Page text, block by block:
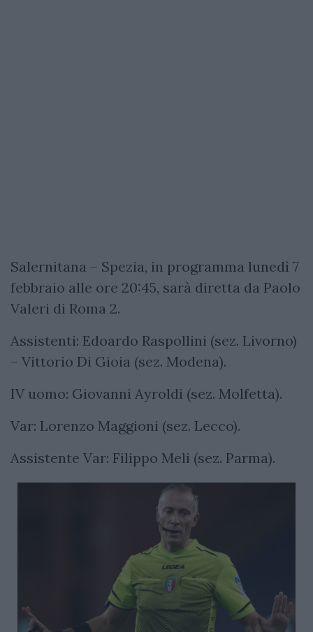
Salernitana – Spezia, in programma lunedì 7
febbraio alle ore 20:45, sarà diretta da Paolo
Valeri di Roma 2.
Assistenti: Edoardo Raspollini (sez. Livorno)
– Vittorio Di Gioia (sez. Modena).
IV uomo: Giovanni Ayroldi (sez. Molfetta).
Var: Lorenzo Maggioni (sez. Lecco).
Assistente Var: Filippo Meli (sez. Parma).